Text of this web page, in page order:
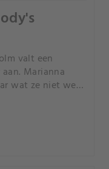
valt een
Marianna
wat ze niet weet